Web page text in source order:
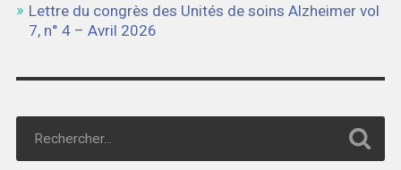
Lettre du congrès des Unités de soins Alzheimer vol
7, n° 4 – Avril 2026